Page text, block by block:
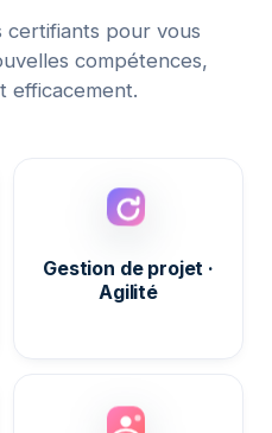
certifiants pour vous
compétences,
efficacement.
Gestion de projet ·
Agilité